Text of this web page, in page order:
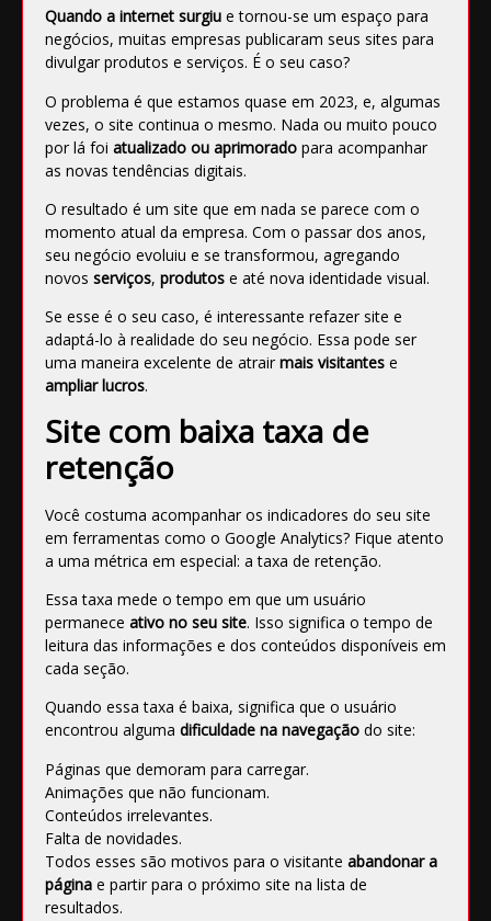
Quando a internet surgiu e tornou-se um espaço para
negócios, muitas empresas publicaram seus sites para
divulgar produtos e serviços. É o seu caso?
O problema é que estamos quase em 2023, e, algumas
vezes, o site continua o mesmo. Nada ou muito pouco
por lá foi atualizado ou aprimorado para acompanhar
as novas tendências digitais.
O resultado é um site que em nada se parece com o
momento atual da empresa. Com o passar dos anos,
seu negócio evoluiu e se transformou, agregando
novos serviços, produtos e até nova identidade visual.
Se esse é o seu caso, é interessante refazer site e
adaptá-lo à realidade do seu negócio. Essa pode ser
uma maneira excelente de atrair mais visitantes e
ampliar lucros.
Site com baixa taxa de
retenção
Você costuma acompanhar os indicadores do seu site
em ferramentas como o Google Analytics? Fique atento
a uma métrica em especial: ataxa de retenção.
Essa taxa mede o tempo em que um usuário
permanece ativo no seu site. Isso significa o tempo de
leitura das informações e dos conteúdos disponíveis em
cada seção.
Quando essa taxa é baixa, significa que o usuário
encontrou alguma dificuldade na navegação do site:
Páginas que demoram para carregar.
Animações que não funcionam.
Conteúdos irrelevantes.
Falta de novidades.
Todos esses são motivos para o visitante abandonar a
página e partir para o próximo site na lista de
resultados.